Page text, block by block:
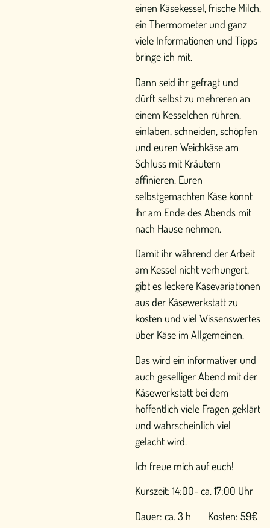
einen Käsekessel, frische Milch,
ein Thermometer und ganz
viele Informationen und Tipps
bringe ich mit.
Dann seid ihr gefragt und
dürft selbst zu mehreren an
einem Kesselchen rühren,
einlaben, schneiden, schöpfen
und euren Weichkäse am
Schluss mit Kräutern
affinieren. Euren
selbstgemachten Käse könnt
ihr am Ende des Abends mit
nach Hause nehmen.
Damit ihr während der Arbeit
am Kessel nicht verhungert,
gibt es leckere Käsevariationen
aus der Käsewerkstatt zu
kosten und viel Wissenswertes
über Käse im Allgemeinen.
Das wird ein informativer und
auch geselliger Abend mit der
Käsewerkstatt bei dem
hoffentlich viele Fragen geklärt
und wahrscheinlich viel
gelacht wird.
Ich freue mich auf euch!
Kurszeit: 14:00- ca. 17:00 Uhr
Dauer: ca. 3 h Kosten: 59€